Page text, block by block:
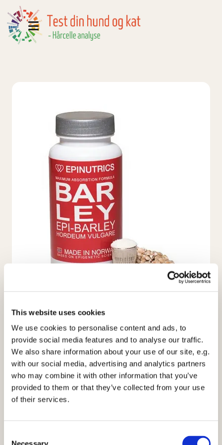
This website uses cookies
We use cookies to personalise content and ads, to
provide social media features and to analyse our traffic.
We also share information about your use of our site, e.g.
with our social media, advertising and analytics partners
who may combine it with other information that you’ve
provided to them or that they’ve collected from your use
of their services.
EPI - Barley
Byggræs - Hordeum Vulgare
Næringsindhold, 2 kapsler;
Byggræs
800 mg
Tørret ekstrakt af fermenteret